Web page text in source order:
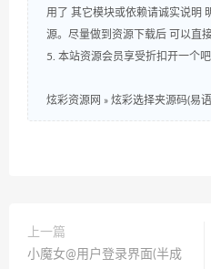
用了 其它模块或依赖请诚实说明
源。尽量做到资源下载后 可以直
5. 本站资源会员享受折扣开一个
炫彩资源网 » 炫彩选择夹源码(易
上一篇
小魔女@用户登录界面(半成